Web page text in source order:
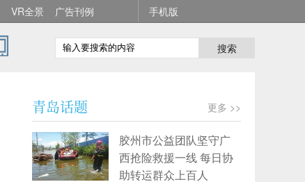
VR全景 广告刊例 手机版
搜索
青岛话题 更多 >>
胶州市公益团队坚守广
西抢险救援一线 每日协
助转运群众上百人